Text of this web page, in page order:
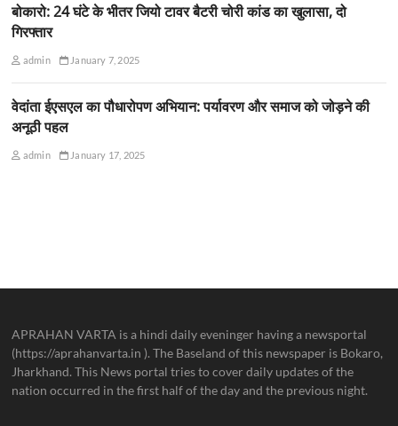
बोकारो: 24 घंटे के भीतर जियो टावर बैटरी चोरी कांड का खुलासा, दो
गिरफ्तार
admin January 7, 2025
वेदांता ईएसएल का पौधारोपण अभियान: पर्यावरण और समाज को जोड़ने की
अनूठी पहल
admin January 17, 2025
APRAHAN VARTA is a hindi daily eveninger having a newsportal
(https://aprahanvarta.in ). The Baseland of this newspaper is Bokaro,
Jharkhand. This News portal tries to cover daily updates of the
nation occurred in the first half of the day and the previous night.